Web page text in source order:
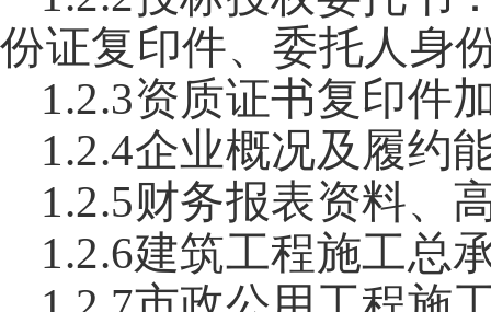
份证复印件、委托人身
1.2.3资质证书复印件
1.2.4企业概况及履约
1.2.5财务报表资料、
1.2.6建筑工程施工总